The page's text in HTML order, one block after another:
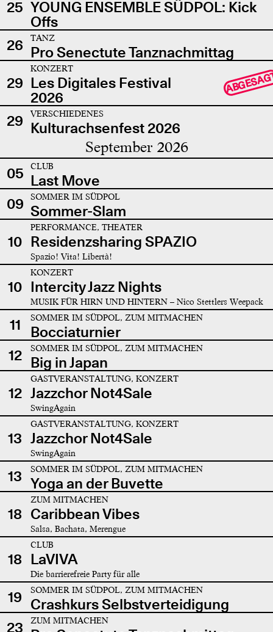
25 YOUNG ENSEMBLE SÜDPOL: Kick
Offs
26
TANZ
Pro Senectute Tanznachmittag
29
KONZERT
Les Digitales Festival
2026
29 VERSCHIEDENES
Kulturachsenfest 2026
September 2026
05 CLUB
Last Move
09
SOMMER IM SÜDPOL
Sommer-Slam
10
PERFORMANCE, THEATER
Residenzsharing SPAZIO
Spazio! Vita! Libertà!
10
KONZERT
Intercity Jazz Nights
MUSIK FÜR HIRN UND HINTERN – Nico Stettlers Weepack
11 SOMMER IM SÜDPOL, ZUM MITMACHEN
Bocciaturnier
12
SOMMER IM SÜDPOL, ZUM MITMACHEN
Big in Japan
12
GASTVERANSTALTUNG, KONZERT
Jazzchor Not4Sale
SwingAgain
13
GASTVERANSTALTUNG, KONZERT
Jazzchor Not4Sale
SwingAgain
13 SOMMER IM SÜDPOL, ZUM MITMACHEN
Yoga an der Buvette
18
ZUM MITMACHEN
Caribbean Vibes
Salsa, Bachata, Merengue
18
CLUB
LaVIVA
Die barrierefreie Party für alle
19 SOMMER IM SÜDPOL, ZUM MITMACHEN
Crashkurs Selbstverteidigung
23
ZUM MITMACHEN